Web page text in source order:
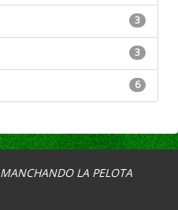
3
3
6
MANCHANDO LA PELOTA